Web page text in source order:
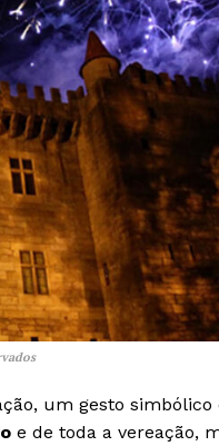
um gesto
e de toda a vereação,